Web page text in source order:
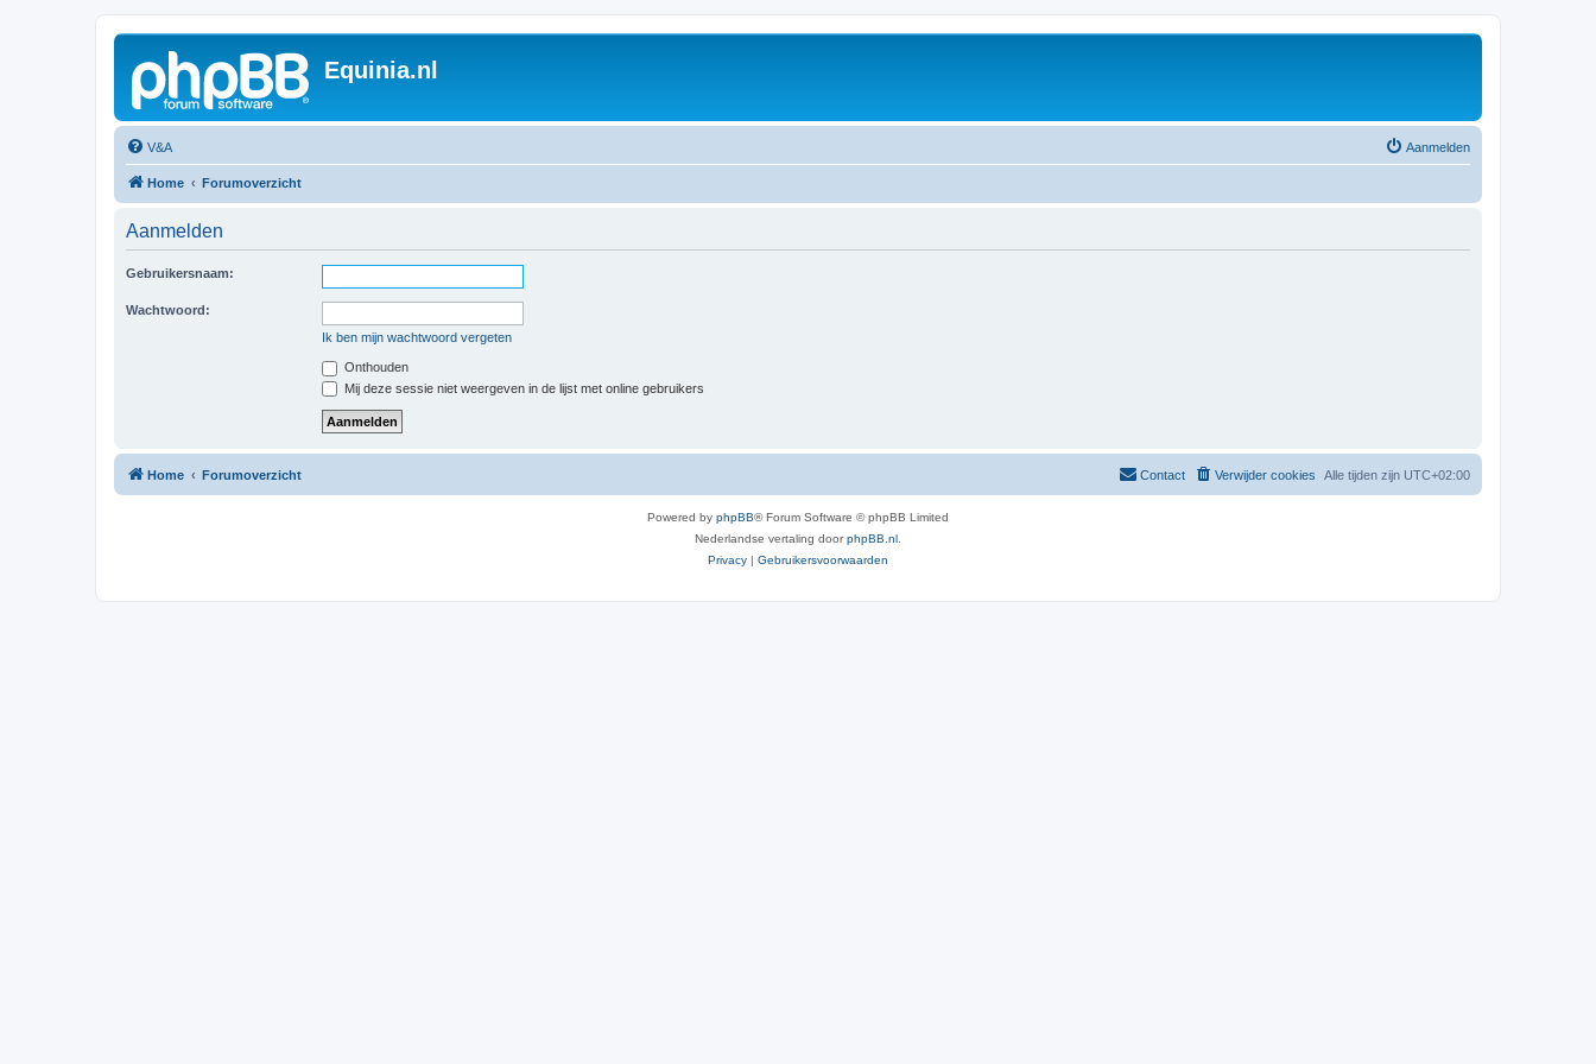
Equinia.nl
V&A Aanmelden
Home Forumoverzicht
Aanmelden
Gebruikersnaam:
Wachtwoord:
Ik ben mijn wachtwoord vergeten
Onthouden
Mij deze sessie niet weergeven in de lijst met online gebruikers
Home Forumoverzicht Alle tijden zijn UTC+02:00
Verwijder cookies
Contact
Powered by phpBB® Forum Software © phpBB Limited
Nederlandse vertaling doorphpBB.nl.
Privacy | Gebruikersvoorwaarden